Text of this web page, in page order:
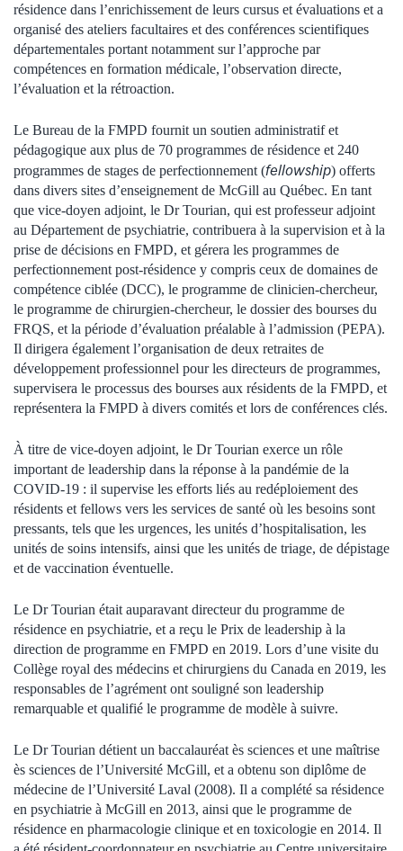
résidence dans l’enrichissement de leurs cursus et évaluations et a
organisé des ateliers facultaires et des conférences scientifiques
départementales portant notamment sur l’approche par
compétences en formation médicale, l’observation directe,
l’évaluation et la rétroaction.
Le Bureau de la FMPD fournit un soutien administratif et
pédagogique aux plus de 70 programmes de résidence et 240
programmes de stages de perfectionnement (fellowship) offerts
dans divers sites d’enseignement de McGill au Québec. En tant
que vice-doyen adjoint, le Dr Tourian, qui est professeur adjoint
au Département de psychiatrie, contribuera à la supervision et à la
prise de décisions en FMPD, et gérera les programmes de
perfectionnement post-résidence y compris ceux de domaines de
compétence ciblée (DCC), le programme de clinicien-chercheur,
le programme de chirurgien-chercheur, le dossier des bourses du
FRQS, et la période d’évaluation préalable à l’admission (PEPA).
Il dirigera également l’organisation de deux retraites de
développement professionnel pour les directeurs de programmes,
supervisera le processus des bourses aux résidents de la FMPD, et
représentera la FMPD à divers comités et lors de conférences clés.
À titre de vice-doyen adjoint, le Dr Tourian exerce un rôle
important de leadership dans la réponse à la pandémie de la
COVID-19 : il supervise les efforts liés au redéploiement des
résidents et fellows vers les services de santé où les besoins sont
pressants, tels que les urgences, les unités d’hospitalisation, les
unités de soins intensifs, ainsi que les unités de triage, de dépistage
et de vaccination éventuelle.
Le Dr Tourian était auparavant directeur du programme de
résidence en psychiatrie, et a reçu le Prix de leadership à la
direction de programme en FMPD en 2019. Lors d’une visite du
Collège royal des médecins et chirurgiens du Canada en 2019, les
responsables de l’agrément ont souligné son leadership
remarquable et qualifié le programme de modèle à suivre.
Le Dr Tourian détient un baccalauréat ès sciences et une maîtrise
ès sciences de l’Université McGill, et a obtenu son diplôme de
médecine de l’Université Laval (2008). Il a complété sa résidence
en psychiatrie à McGill en 2013, ainsi que le programme de
résidence en pharmacologie clinique et en toxicologie en 2014. Il